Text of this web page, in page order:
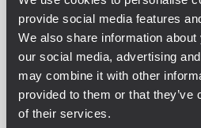
provide social media features
We also share information
our social media, advertising
may combine it with other
provided to them or that
of their services.
Mono
8
Entrées de ligne
5
Connecteurs de ligne
Euroblock, RCA
Entrées micro + ligne